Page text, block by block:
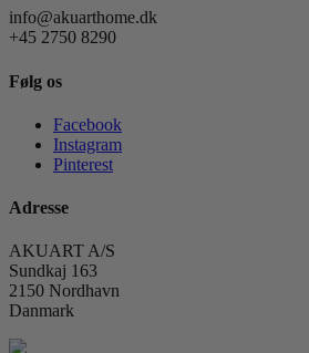
info@akuarthome.dk
+45 2750 8290
Følg os
Facebook
Instagram
Pinterest
Adresse
AKUART A/S
Sundkaj 163
2150 Nordhavn
Danmark